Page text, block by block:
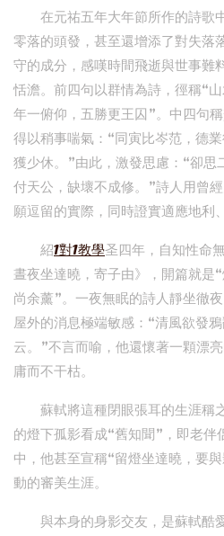
在元祐五年大年節所作的詩歌
零落的頭發，甚至還增添了對失落
守的成分，感嘆時間飛逝與世事難
恬澹。前四句以群情為詩，徑稱“
年一俯仰，五勝更王囚”。中四句
得以稍事喘氣：“同寅比岑范，德
獲少休。”由此，激發思慮：“卻思
付天公，缺壞不成修。”詩人用曾
願逗留的實際，同時證實適應地利
紹1對1教學圣四年，自知性命
晝夜坐達曉，寄子由》，開篇就是
尚余薰”。一夜無眠的詩人靜坐徹
屋外的消息極端敏感：“清風欲發
云。”不言而喻，他還懷著一顆漂
庸而不干枯。
蘇軾將這種閉眼張耳的生涯稱
的燈下孤影看成“舊知聞”，即老伴
中，他甚至宣稱“留燈坐達曉，要
動的審美生涯。
與本身的身影交友，是蘇軾酷